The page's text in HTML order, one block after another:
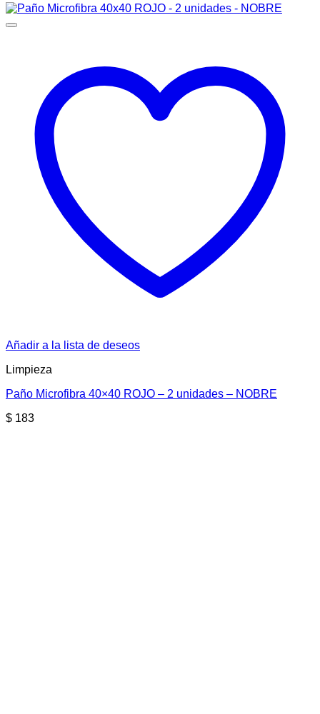
Añadir a la lista de deseos
Limpieza
Paño Microfibra 40×40 ROJO – 2 unidades – NOBRE
$ 183